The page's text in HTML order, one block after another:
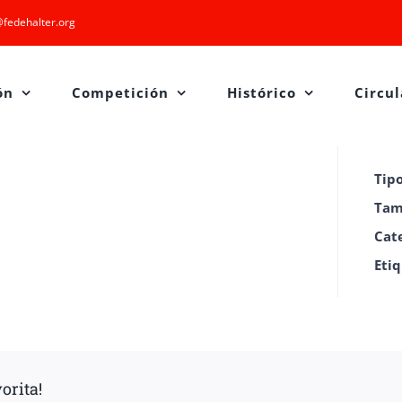
Competición Histórico